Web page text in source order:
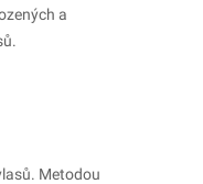
a
Metodou